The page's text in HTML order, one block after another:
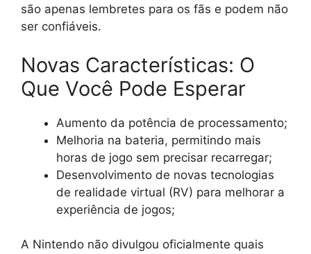
são apenas lembretes para os fãs e podem não
ser confiáveis.
Novas Características: O
Que Você Pode Esperar
Aumento da potência de processamento;
Melhoria na bateria, permitindo mais
horas de jogo sem precisar recarregar;
Desenvolvimento de novas tecnologias
de realidade virtual (RV) para melhorar a
experiência de jogos;
A Nintendo não divulgou oficialmente quais